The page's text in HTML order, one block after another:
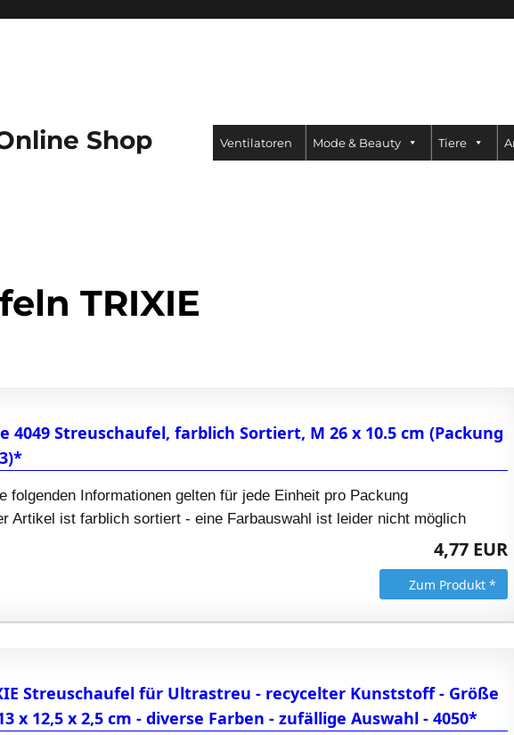
Shop Ventilatoren Mode & Beauty Tiere
TRIXIE
4049 Streuschaufel, farblich Sortiert, M 26 x 10.5 cm (Packung
folgenden Informationen gelten für jede Einheit pro Packung
Artikel ist farblich sortiert - eine Farbauswahl ist leider nicht möglich
4,77 EUR
Zum Produkt *
Streuschaufel für Ultrastreu - recycelter Kunststoff - Größe
x 12,5 x 2,5 cm - diverse Farben - zufällige Auswahl - 4050*